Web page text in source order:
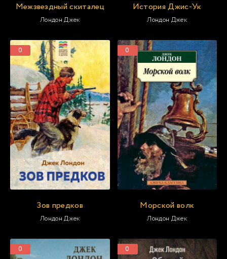
Межзвездный скиталец
Лондон Джек
История Джис-Ук
Лондон Джек
0
Зов предков
Лондон Джек
0
Морской волк
Лондон Джек
0 0